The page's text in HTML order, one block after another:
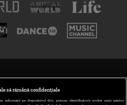
să rămână confidențiale
informații pe dispozitivul dvs., precum identificatorii cookie unici pentru